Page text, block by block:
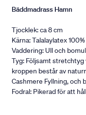
Bäddmadrass Hamn
Tjocklek: ca 8 cm
Kärna: Talalaylatex
Vaddering: Ull och
Tyg: Följsamt
kroppen består av
Cashmere Fyllning, och
Fodral: Pikerad för att